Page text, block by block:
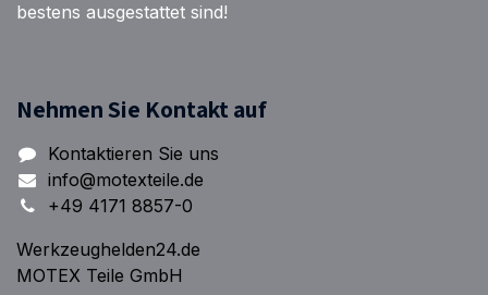
bestens ausgestattet sind!
Nehmen Sie Kontakt auf
Kontaktieren Sie uns
info@motexteile.de
+49 4171 8857-0
Werkzeughelden24.de
MOTEX Teile GmbH